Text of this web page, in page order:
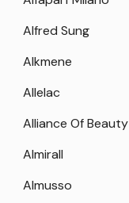
Alfred Sung
Alkmene
Allelac
Alliance Of Beauty
Almirall
Almusso